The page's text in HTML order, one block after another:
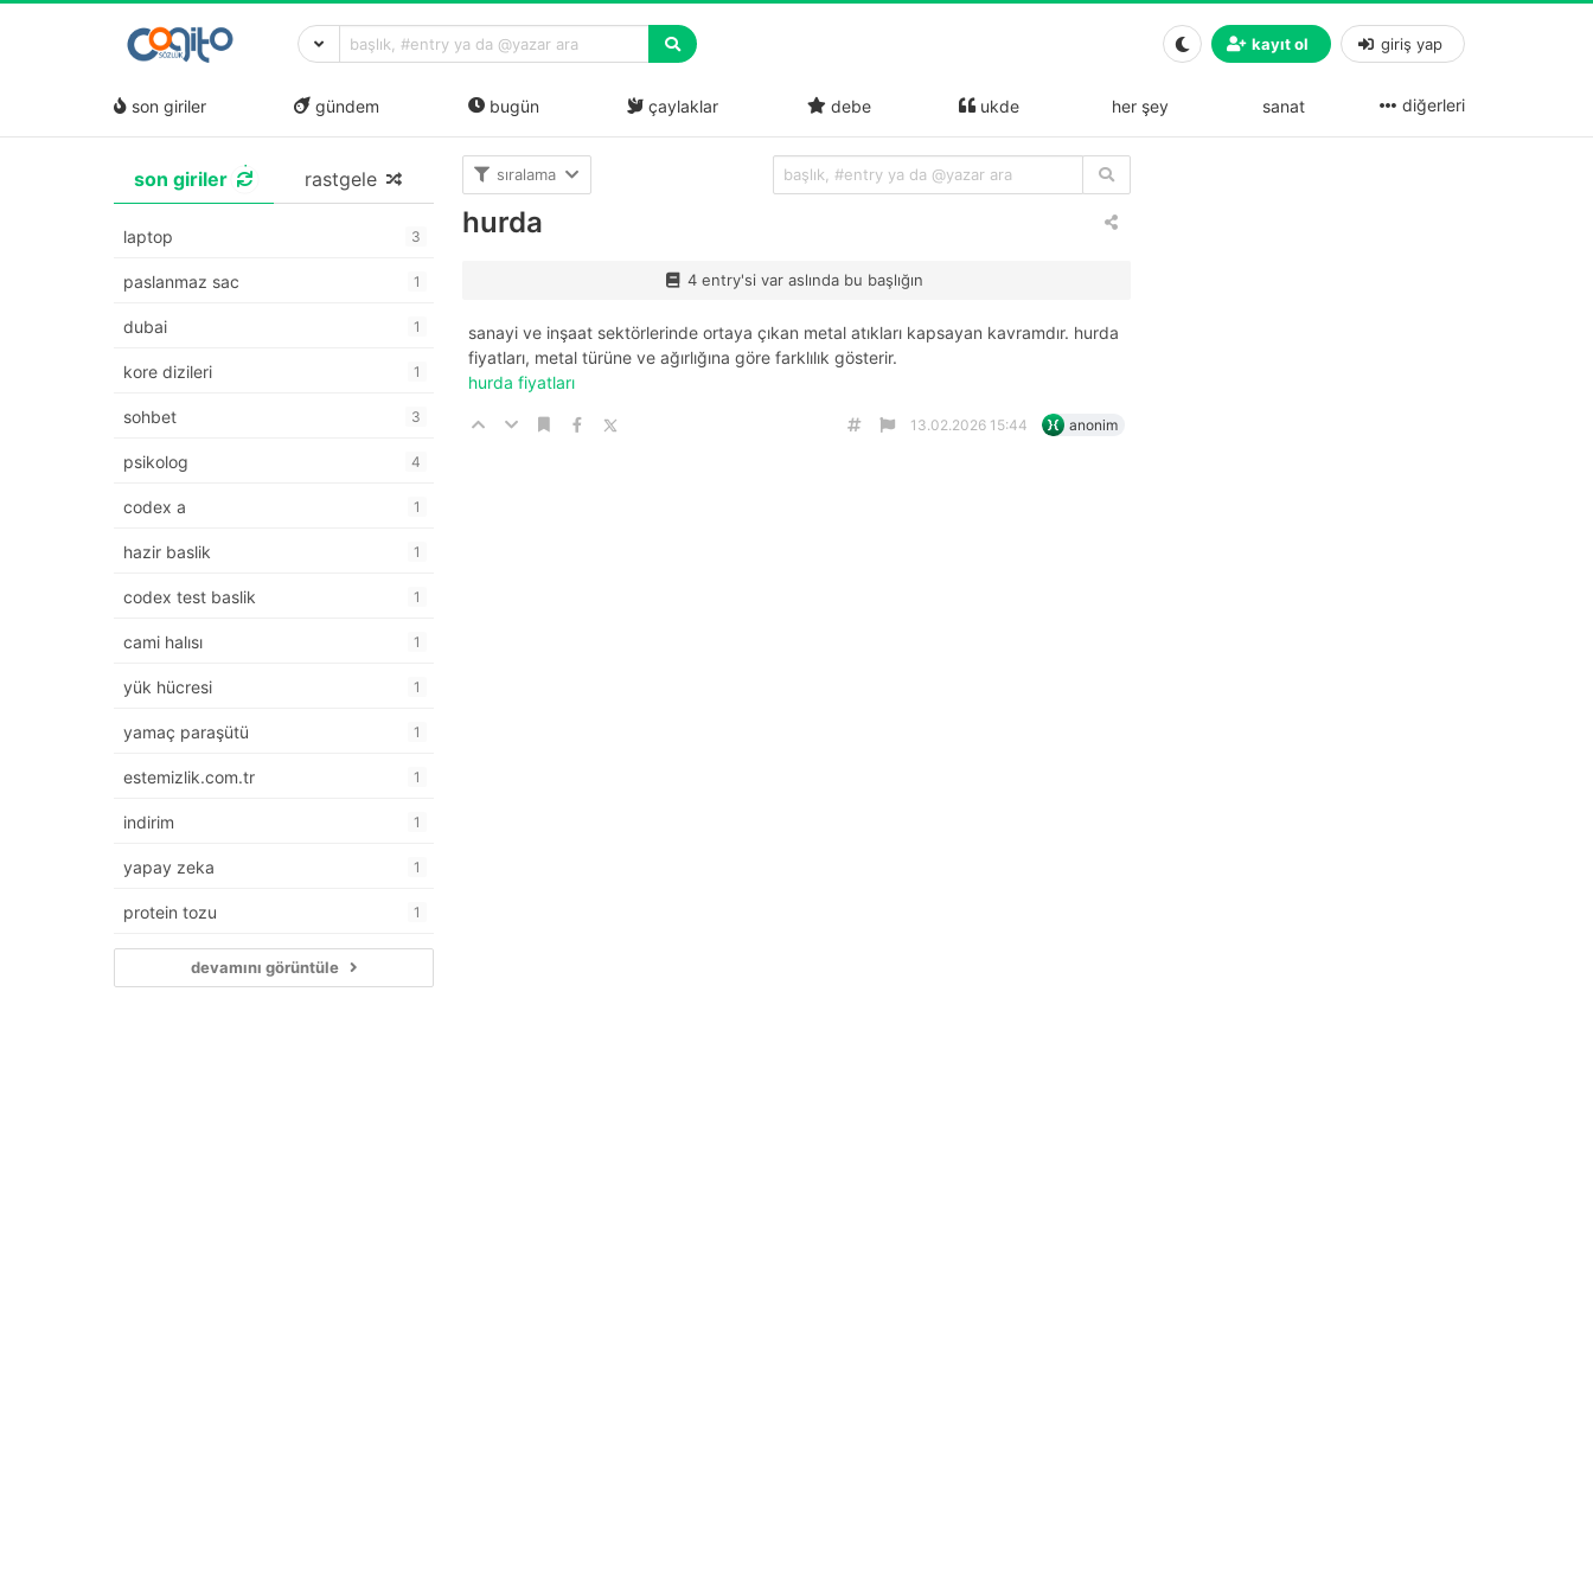
kayıt ol giriş yap
son giriler gündem bugün çaylaklar debe ukde her şey sanat diğerleri
son giriler rastgele
laptop 3
paslanmaz sac 1
dubai 1
kore dizileri 1
sohbet 3
psikolog 4
codex a 1
hazir baslik 1
codex test baslik 1
cami halısı 1
yük hücresi 1
yamaç paraşütü 1
estemizlik.com.tr 1
indirim 1
yapay zeka 1
protein tozu 1
devamını görüntüle
sıralama
hurda
4 entry'si var aslında bu başlığın
sanayi ve inşaat sektörlerinde ortaya çıkan metal atıkları kapsayan kavramdır. hurda
fiyatları, metal türüne ve ağırlığına göre farklılık gösterir.
hurda fiyatları
13.02.2026 15:44 anonim